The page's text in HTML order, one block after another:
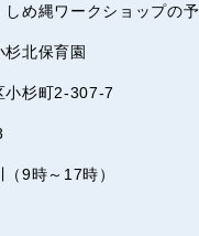
め縄ワークショップの
杉北保育園
小杉町2-307-7
9時～17時）